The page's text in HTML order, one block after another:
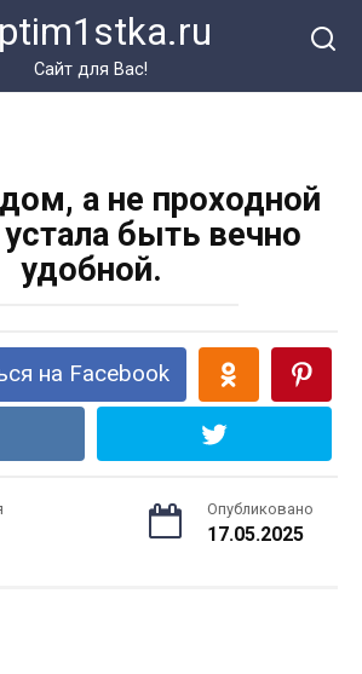
Сайт для Вас!
а не проходной
быть вечно
удобной.
на Facebook
Опубликовано
17.05.2025